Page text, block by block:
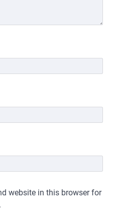
website in this browser for